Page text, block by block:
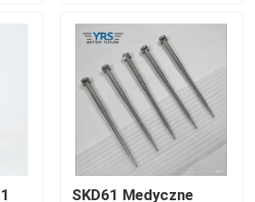
SKD61 Medyczne